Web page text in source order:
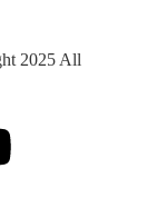
All